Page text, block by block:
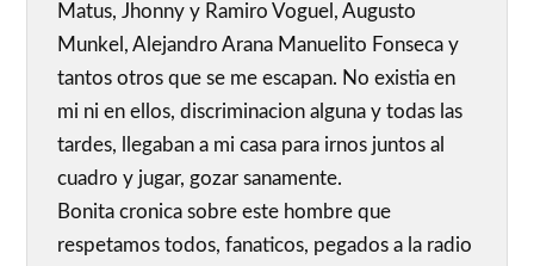
Matus, Jhonny y Ramiro Voguel, Augusto
Munkel, Alejandro Arana Manuelito Fonseca y
tantos otros que se me escapan. No existia en
mi ni en ellos, discriminacion alguna y todas las
tardes, llegaban a mi casa para irnos juntos al
cuadro y jugar, gozar sanamente.
Bonita cronica sobre este hombre que
respetamos todos, fanaticos, pegados a la radio